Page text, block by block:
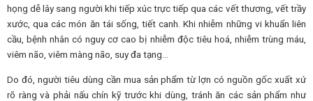
họng dễ lây sang người khi tiếp xúc trực tiếp qua các vết thương, vết trầy
xước, qua các món ăn tái sống, tiết canh. Khi nhiễm những vi khuẩn liên
cầu, bệnh nhân có nguy cơ cao bị nhiễm độc tiêu hoá, nhiễm trùng máu,
viêm não, viêm màng não, suy đa tạng…
Do đó, người tiêu dùng cần mua sản phẩm từ lợn có nguồn gốc xuất xứ
rõ ràng và phải nấu chín kỹ trước khi dùng, tránh ăn các sản phẩm như